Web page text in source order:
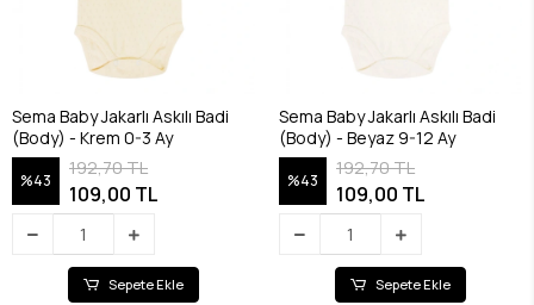
Sema Baby Jakarlı Askılı Badi
(Body) - Krem 0-3 Ay
%43
192,70 TL
109,00 TL
Sepete Ekle
Sema Baby Jakarlı Askılı Badi
(Body) - Beyaz 9-12 Ay
%43
192,70 TL
109,00 TL
Sepete Ekle